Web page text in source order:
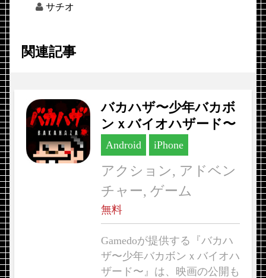
サチオ
関連記事
バカハザ〜少年バカボ
ンｘバイオハザード〜
Android iPhone
アクション, アドベン
チャー, ゲーム
無料
Gamedoが提供する『バカハ
ザ〜少年バカボンｘバイオハ
ザード〜』は、映画の公開も